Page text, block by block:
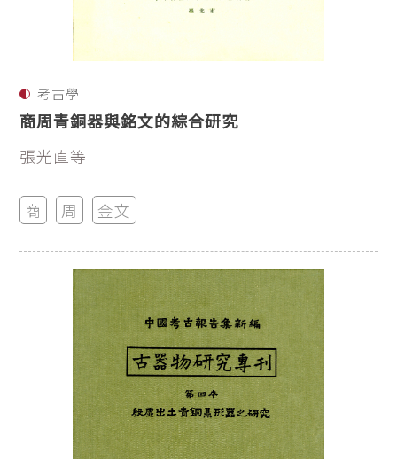
考古學
商周青銅器與銘文的綜合研究
張光直等
商 周 金文